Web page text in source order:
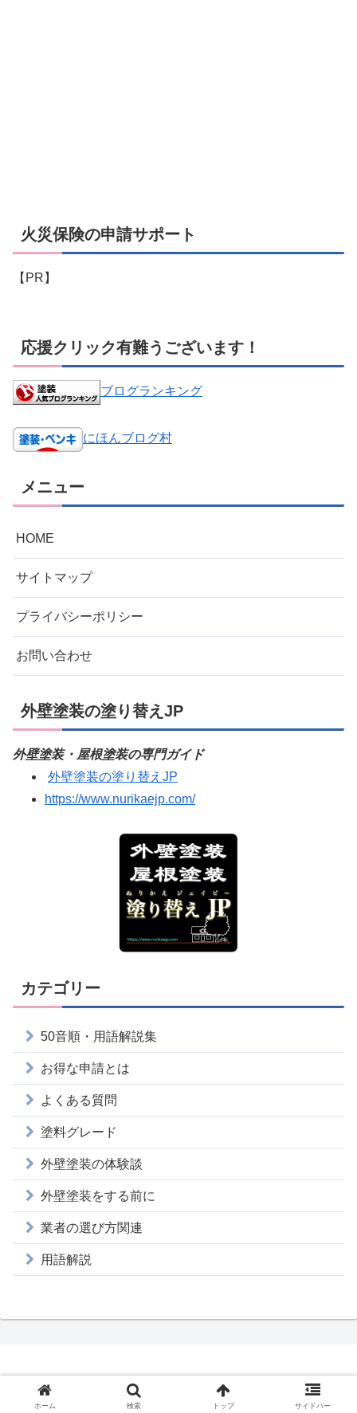
火災保険の申請サポート
【PR】
応援クリック有難うございます！
ブログランキング
にほんブログ村
メニュー
HOME
サイトマップ
プライバシーポリシー
お問い合わせ
外壁塗装の塗り替えJP
外壁塗装・屋根塗装の専門ガイド
外壁塗装の塗り替えJP
https://www.nurikaejp.com/
カテゴリー
50音順・用語解説集
お得な申請とは
よくある質問
塗料グレード
外壁塗装の体験談
外壁塗装をする前に
業者の選び方関連
用語解説
Copyright © 外壁塗装の塗り替えJP All Rights Reserved.
ホーム 検索 トップ サイドバー